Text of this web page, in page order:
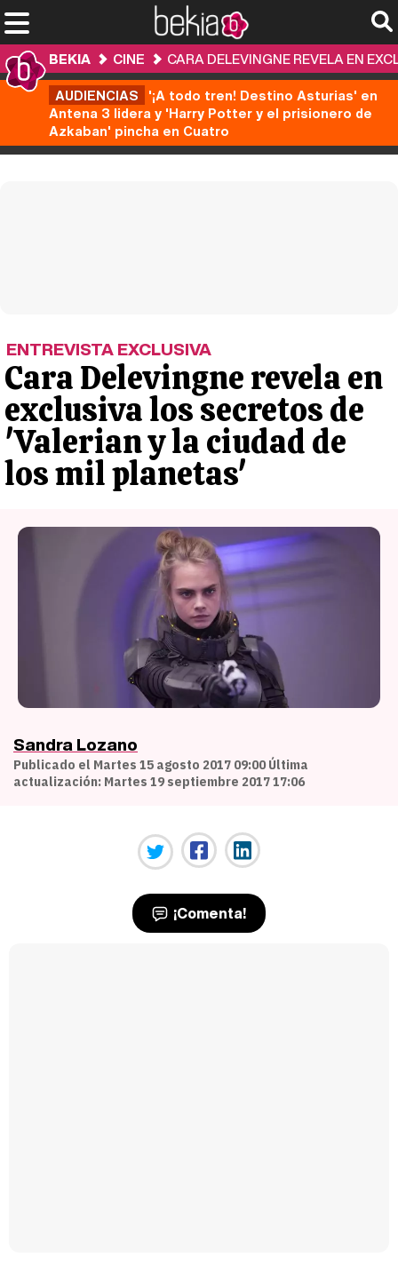
BEKIA CINE
CARA DELEVINGNE REVELA EN
AUDIENCIAS '¡A todo tren! Destino Asturias' en
Antena 3 lidera y 'Harry Potter y el prisionero de
Azkaban' pincha en Cuatro
ENTREVISTA EXCLUSIVA
Cara Delevingne revela en
exclusiva los secretos de
'Valerian y la ciudad de
los mil planetas'
Sandra Lozano
Publicado el Martes 15 agosto 2017 09:00 Última
actualización: Martes 19 septiembre 2017 17:06
¡Comenta!